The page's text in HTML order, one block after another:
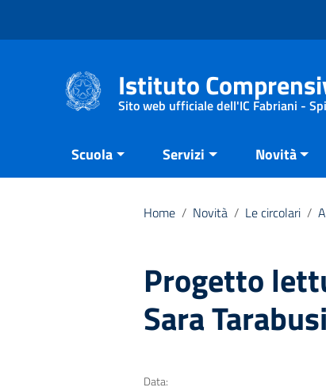
Istituto
Sito web ufficiale dell'IC Fabriani -
Scuola Servizi Novità
Home / Novità / Le circolari /
Progetto
Sara Tarabusi
Data: